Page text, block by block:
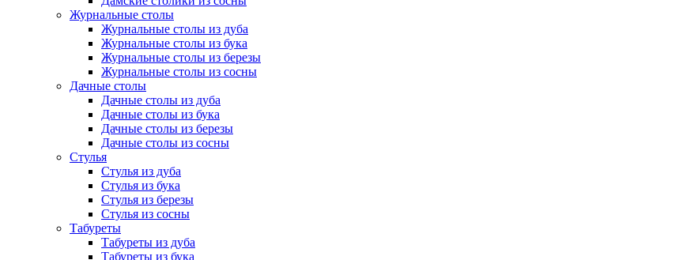
Журнальные столы
Журнальные столы из дуба
Журнальные столы из бука
Журнальные столы из березы
Журнальные столы из сосны
Дачные столы
Дачные столы из дуба
Дачные столы из бука
Дачные столы из березы
Дачные столы из сосны
Стулья
Стулья из дуба
Стулья из бука
Стулья из березы
Стулья из сосны
Табуреты
Табуреты из дуба
Табуреты из бука